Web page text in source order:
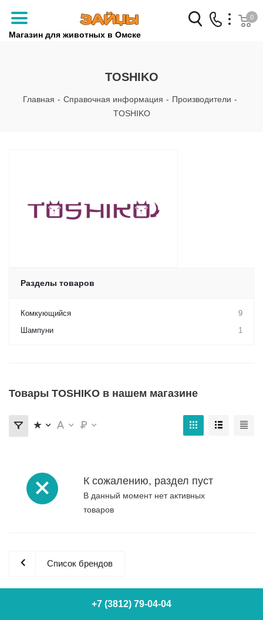
Магазин для животных в Омске
Заказать звонок
+7 (3812) 79-04-04
+7 (950) 959-88-32
0
TOSHIKO
Главная - Справочная информация - Производители -
TOSHIKO
Разделы товаров
Комкующийся
9
Шампуни
1
Товары TOSHIKO в нашем магазине
К сожалению, раздел пуст
В данный момент нет активных
товаров
Список брендов
+7 (3812) 79-04-04